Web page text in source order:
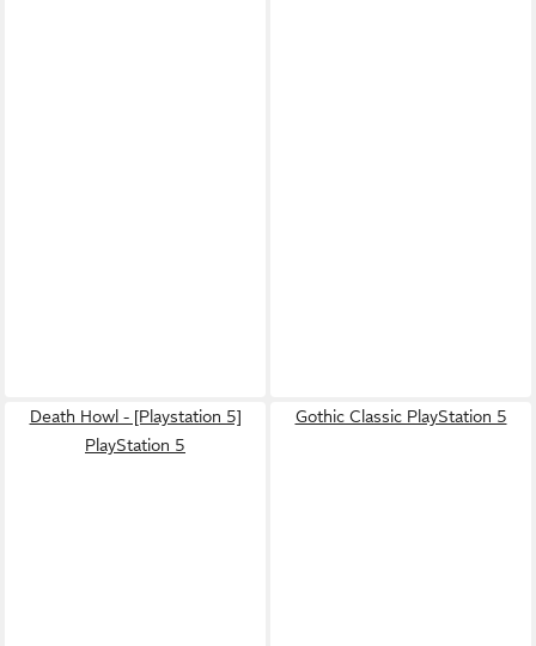
Death Howl - [Playstation 5]
PlayStation 5
Gothic Classic PlayStation 5